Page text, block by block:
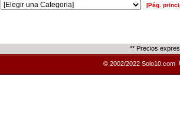
[Pág.
** Precios
© 2002/2022 Solo10.com